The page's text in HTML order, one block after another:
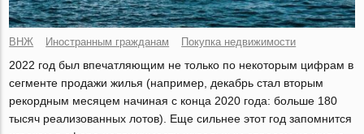
ВНЖ Иностранным гражданам Покупка недвижимости
2022 год был впечатляющим не только по некоторым цифрам в
сегменте продажи жилья (например, декабрь стал вторым
рекордным месяцем начиная с конца 2020 года: больше 180
тысяч реализованных лотов). Еще сильнее этот год запомнится